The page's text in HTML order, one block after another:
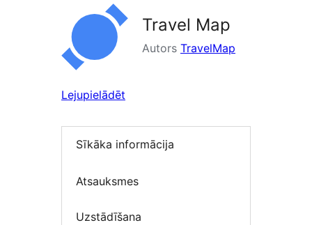
Travel Map
Autors TravelMap
Lejupielādēt
Sīkāka informācija
Atsauksmes
Uzstādīšana